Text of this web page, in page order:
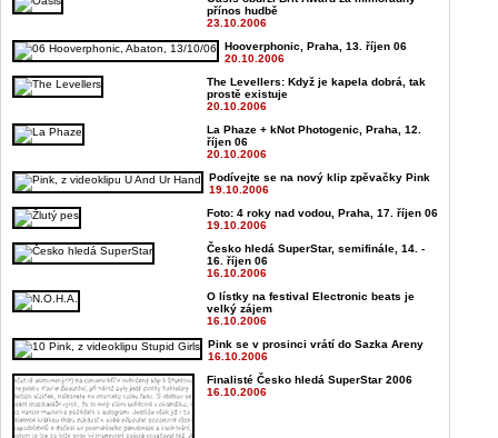
přínos hudbě
23.10.2006
Hooverphonic, Praha, 13. říjen 06
20.10.2006
The Levellers: Když je kapela dobrá, tak
prostě existuje
20.10.2006
La Phaze + kNot Photogenic, Praha, 12.
říjen 06
20.10.2006
Podívejte se na nový klip zpěvačky Pink
19.10.2006
Foto: 4 roky nad vodou, Praha, 17. říjen 06
19.10.2006
Česko hledá SuperStar, semifinále, 14. -
16. říjen 06
16.10.2006
O lístky na festival Electronic beats je
velký zájem
16.10.2006
Pink se v prosinci vrátí do Sazka Areny
16.10.2006
Finalisté Česko hledá SuperStar 2006
16.10.2006